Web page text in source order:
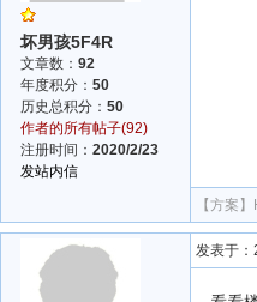
坏男孩5F4R
文章数： 92
年度积分： 50
历史总积分： 50
作者的所有帖子(92)
注册时间： 2020/2/23
发站内信
【方案】
发表于